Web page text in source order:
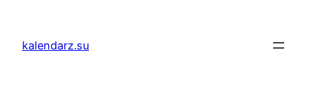
treścikalendarz.su